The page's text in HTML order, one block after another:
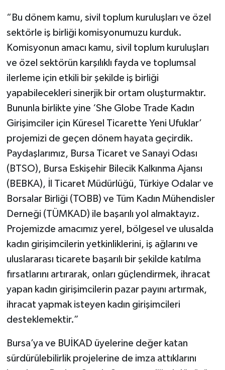
“Bu dönem kamu, sivil toplum kuruluşları ve özel
sektörle iş birliği komisyonumuzu kurduk.
Komisyonun amacı kamu, sivil toplum kuruluşları
ve özel sektörün karşılıklı fayda ve toplumsal
ilerleme için etkili bir şekilde iş birliği
yapabilecekleri sinerjik bir ortam oluşturmaktır.
Bununla birlikte yine ‘She Globe Trade Kadın
Girişimciler için Küresel Ticarette Yeni Ufuklar’
projemizi de geçen dönem hayata geçirdik.
Paydaşlarımız, Bursa Ticaret ve Sanayi Odası
(BTSO), Bursa Eskişehir Bilecik Kalkınma Ajansı
(BEBKA), İl Ticaret Müdürlüğü, Türkiye Odalar ve
Borsalar Birliği (TOBB) ve Tüm Kadın Mühendisler
Derneği (TÜMKAD) ile başarılı yol almaktayız.
Projemizde amacımız yerel, bölgesel ve ulusalda
kadın girişimcilerin yetkinliklerini, iş ağlarını ve
uluslararası ticarete başarılı bir şekilde katılma
fırsatlarını artırarak, onları güçlendirmek, ihracat
yapan kadın girişimcilerin pazar payını artırmak,
ihracat yapmak isteyen kadın girişimcileri
desteklemektir.”
Bursa’ya ve BUİKAD üyelerine değer katan
sürdürülebilirlik projelerine de imza attıklarını